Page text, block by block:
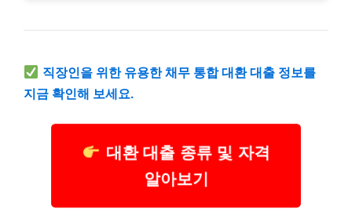
직장인을 위한 유용한 채무 통합 대환 대출 정보를
지금 확인해 보세요.
대환 대출 종류 및 자격
알아보기